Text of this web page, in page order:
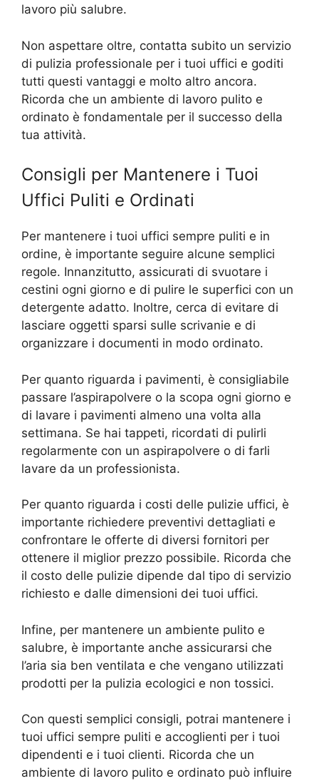
lavoro più salubre.
Non aspettare oltre, contatta subito un servizio
di pulizia professionale per i tuoi uffici e goditi
tutti questi vantaggi e molto altro ancora.
Ricorda che un ambiente di lavoro pulito e
ordinato è fondamentale per il successo della
tua attività.
Consigli per Mantenere i Tuoi
Uffici Puliti e Ordinati
Per mantenere i tuoi uffici sempre puliti e in
ordine, è importante seguire alcune semplici
regole. Innanzitutto, assicurati di svuotare i
cestini ogni giorno e di pulire le superfici con un
detergente adatto. Inoltre, cerca di evitare di
lasciare oggetti sparsi sulle scrivanie e di
organizzare i documenti in modo ordinato.
Per quanto riguarda i pavimenti, è consigliabile
passare l’aspirapolvere o la scopa ogni giorno e
di lavare i pavimenti almeno una volta alla
settimana. Se hai tappeti, ricordati di pulirli
regolarmente con un aspirapolvere o di farli
lavare da un professionista.
Per quanto riguarda i costi delle pulizie uffici, è
importante richiedere preventivi dettagliati e
confrontare le offerte di diversi fornitori per
ottenere il miglior prezzo possibile. Ricorda che
il costo delle pulizie dipende dal tipo di servizio
richiesto e dalle dimensioni dei tuoi uffici.
Infine, per mantenere un ambiente pulito e
salubre, è importante anche assicurarsi che
l’aria sia ben ventilata e che vengano utilizzati
prodotti per la pulizia ecologici e non tossici.
Con questi semplici consigli, potrai mantenere i
tuoi uffici sempre puliti e accoglienti per i tuoi
dipendenti e i tuoi clienti. Ricorda che un
ambiente di lavoro pulito e ordinato può influire